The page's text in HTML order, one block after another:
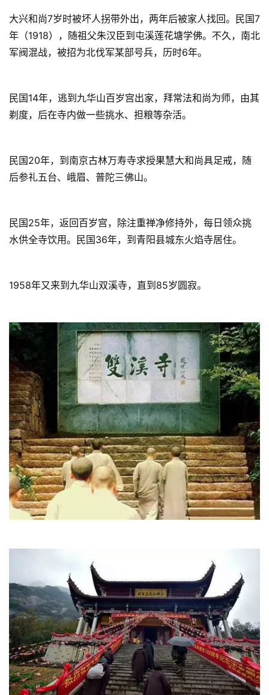
大兴和尚7岁时被坏人拐带外出，两年后被家人找回。民国7
年（1918），随祖父朱汉臣到屯溪莲花塘学佛。不久，南北
军阀混战，被招为北伐军某部号兵，历时6年。
民国14年，逃到九华山百岁宫出家，拜常法和尚为师，由其
剃度，后在寺内做一些挑水、担粮等杂活。
民国20年，到南京古林万寿寺求授果慧大和尚具足戒，随
后参礼五台、峨眉、普陀三佛山。
民国25年，返回百岁宫，除注重禅净修持外，每日领众挑
水供全寺饮用。 民国36年，到青阳县城东火焰寺居住。
1958年又来到九华山双溪寺，直到85岁圆寂。